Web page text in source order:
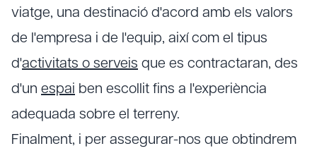
viatge, una destinació d'acord amb els valors
de l'empresa i de l'equip, així com el tipus
d'activitats o serveis que es contractaran, des
d'un espai ben escollit fins a l'experiència
adequada sobre el terreny.
Finalment, i per assegurar-nos que obtindrem